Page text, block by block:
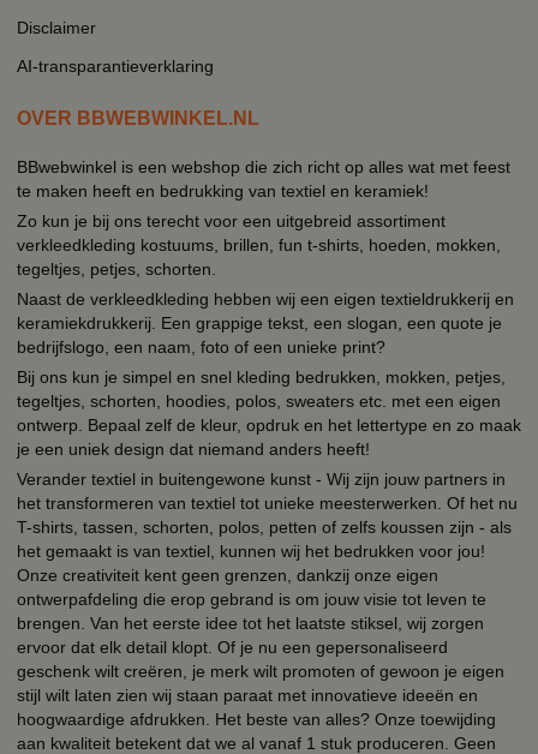
Disclaimer
AI-transparantieverklaring
OVER BBWEBWINKEL.NL
BBwebwinkel is een webshop die zich richt op alles wat met feest
te maken heeft en bedrukking van textiel en keramiek!
Zo kun je bij ons terecht voor een uitgebreid assortiment
verkleedkleding kostuums, brillen, fun t-shirts, hoeden, mokken,
tegeltjes, petjes, schorten.
Naast de verkleedkleding hebben wij een eigen textieldrukkerij en
keramiekdrukkerij. Een grappige tekst, een slogan, een quote je
bedrijfslogo, een naam, foto of een unieke print?
Bij ons kun je simpel en snel kleding bedrukken, mokken, petjes,
tegeltjes, schorten, hoodies, polos, sweaters etc. met een eigen
ontwerp. Bepaal zelf de kleur, opdruk en het lettertype en zo maak
je een uniek design dat niemand anders heeft!
Verander textiel in buitengewone kunst - Wij zijn jouw partners in
het transformeren van textiel tot unieke meesterwerken. Of het nu
T-shirts, tassen, schorten, polos, petten of zelfs koussen zijn - als
het gemaakt is van textiel, kunnen wij het bedrukken voor jou!
Onze creativiteit kent geen grenzen, dankzij onze eigen
ontwerpafdeling die erop gebrand is om jouw visie tot leven te
brengen. Van het eerste idee tot het laatste stiksel, wij zorgen
ervoor dat elk detail klopt. Of je nu een gepersonaliseerd
geschenk wilt creëren, je merk wilt promoten of gewoon je eigen
stijl wilt laten zien wij staan paraat met innovatieve ideeën en
hoogwaardige afdrukken. Het beste van alles? Onze toewijding
aan kwaliteit betekent dat we al vanaf 1 stuk produceren. Geen